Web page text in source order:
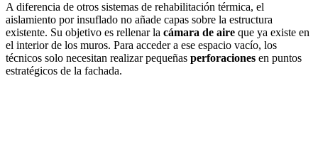
A diferencia de otros sistemas de rehabilitación térmica, el
aislamiento por insuflado no añade capas sobre la estructura
existente. Su objetivo es rellenar la cámara de aire que ya existe en
el interior de los muros. Para acceder a ese espacio vacío, los
técnicos solo necesitan realizar pequeñas perforaciones en puntos
estratégicos de la fachada.